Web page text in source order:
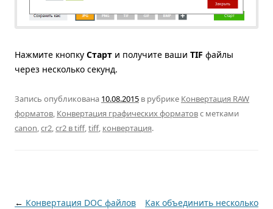
Нажмите кнопку Старт и получите ваши TIF файлы
через несколько секунд.
Запись опубликована 10.08.2015 в рубрике Конвертация RAW
форматов, Конвертация графических форматовс метками
canon,cr2,cr2 в tiff,tiff, конвертация.
Навигация по записям
← Конвертация DOC файлов
Как объединить несколько